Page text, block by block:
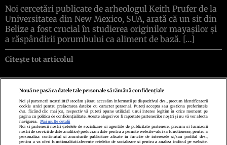
Noi cercetări publicate de arheologul Keith Prufer de la
Universitatea din New Mexico, SUA, arată că un sit din
Belize a fost crucial în studierea originilor mayașilor și
a răspândirii porumbului ca aliment de bază. […]
Citește tot articolul
Politica de confidenţialitate Politica de cookiesTermeni şi condiţii
Echipa redacționalăContactSetări Cookies
Nouă ne pasă ca datele tale personale să rămână confidențiale
Noi și partenerii noștri1017 stocăm și/sau accesăm informații pe dispozitivul dvs., precum identificatorii
cookie unici pentru prelucrarea datelor cu caracter personal. Puteți accepta sau gestiona preferințele
dvs. făcând clic mai jos, respectiv vă puteți opune utilizării unui interes legitim în orice moment pe
pagina cu politica de confidențialitate. Aceste alegeri vor fi raportate partenerilor noștri și nu vă vor afecta
navigarea.
Mai multe detalii
Noi si partenerii nostri (retelele de socializare si agentiile de publicitate partenere, precum si furnizorii
nostri de servicii de date analitice) prelucram date pentru a permite website-ului sa functioneze, pentru a
personaliza continutul si anunturile publicitare afisate in functie de interesele si/sau profilul dvs.,
pentru a va oferi functionalitati aferente retelelor de socializare si pentru a analiza traficul pe website.